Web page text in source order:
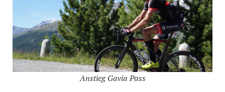
Anstieg Gavia Pass